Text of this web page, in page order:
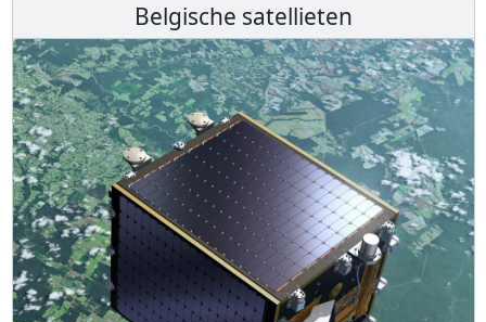
Belgische satellieten